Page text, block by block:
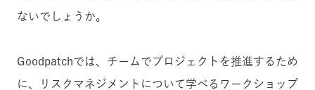
ないでしょうか。
Goodpatchでは、チームでプロジェクトを推進するため
に、リスクマネジメントについて学べるワークショップ